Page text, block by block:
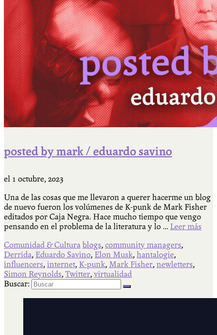
posted by mark / eduardo savino
el 1 octubre, 2023
Una de las cosas que me llevaron a querer hacerme un blog
de nuevo fueron los volúmenes de K-punk de Mark Fisher
editados por Caja Negra. Hace mucho tiempo que vengo
pensando en el problema de la literatura y lo … Leer más
Comunidad & Cultura blogs, community managers,
Derrida, Eduardo Savino, Elon Musk, hantalogie,
influencers, internet, K-punk, Mark Fisher, newletters,
Simon Reynolds, Twitter, virtualidad
Buscar: